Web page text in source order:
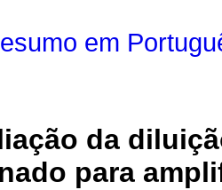
em
da
para